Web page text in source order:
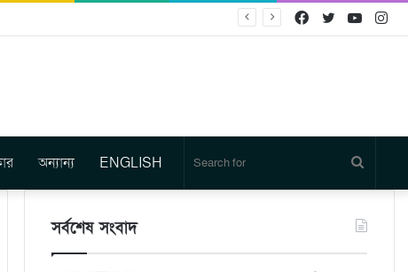
Twitter
Facebook
অন্যান্য ENGLISH
for
সর্বশেষ সংবাদ